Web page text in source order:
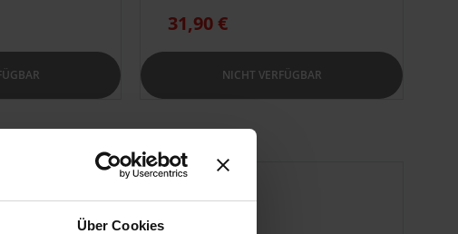
Über Cookies
31,90 €
NICHT VERFÜGBAR